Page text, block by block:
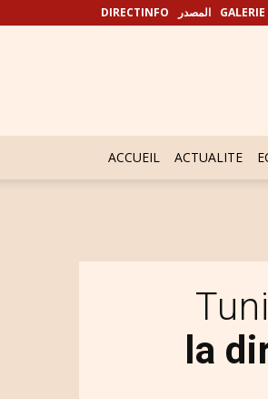
DIRECTINFO المصدر
ACCUEIL ACTUALITE
la